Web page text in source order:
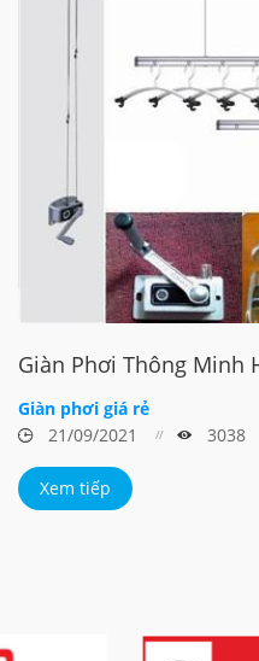
Giàn Phơi Thông Minh
Giàn phơi giá rẻ
21/09/2021
3038
Xem tiếp